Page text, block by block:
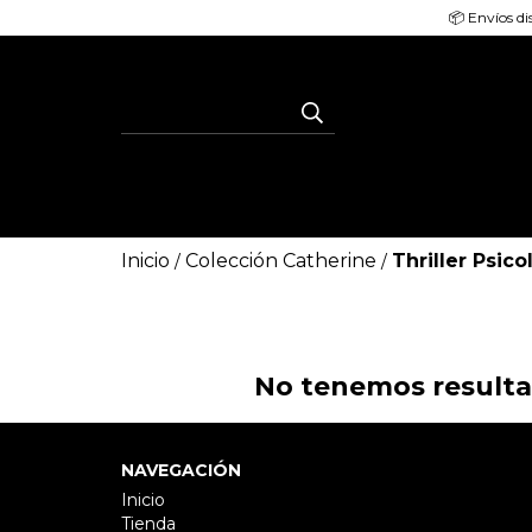
📦 Envíos
Inicio / Colección Catherine / Thriller
No tenemos
NAVEGACIÓN
Inicio
Tienda